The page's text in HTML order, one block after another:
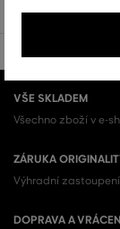
VŠE SKLADEM
Všechno zboží v e-
ZÁRUKA
Výhradní
DOPRAVA A